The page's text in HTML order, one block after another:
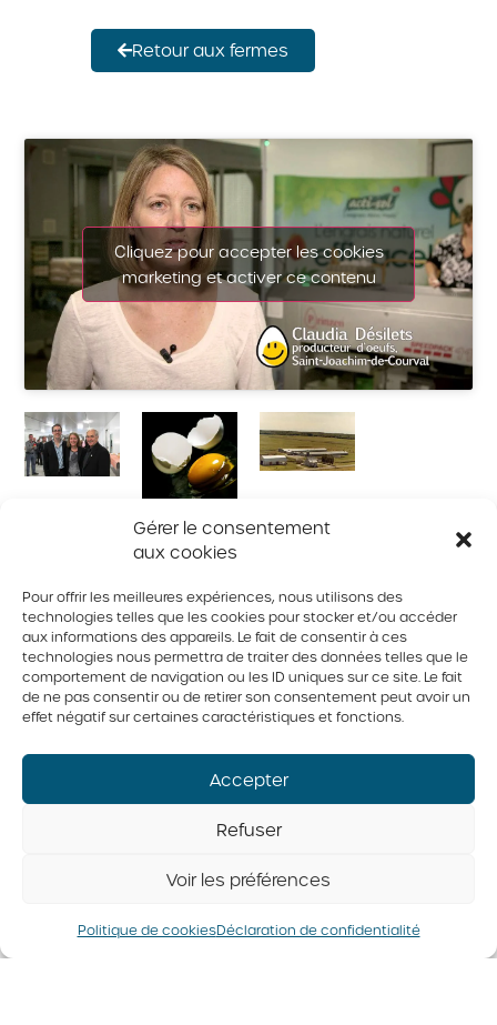
Gérer le consentement
aux cookies
Pour offrir les meilleures expériences, nous utilisons des
technologies telles que les cookies pour stocker et/ou accéder
aux informations des appareils. Le fait de consentir à ces
technologies nous permettra de traiter des données telles que le
comportement de navigation ou les ID uniques sur ce site. Le fait
de ne pas consentir ou de retirer son consentement peut avoir un
effet négatif sur certaines caractéristiques et fonctions.
Accepter
Refuser
Voir les préférences
Politique de cookiesDéclaration de confidentialité
Retour aux fermes
Cliquez pour accepter les cookies
marketing et activer ce contenu
Famille
Poirier
Ferme
Famille
Dionne-
Pépin
Famille
Desharnais-
Lafrance
Famille
Poirier
Ferme